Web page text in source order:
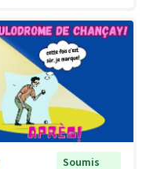
Soumis